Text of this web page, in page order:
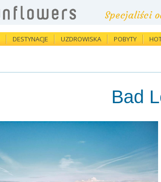
Specjaliści
DESTYNACJE UZDROWISKA POBYTY
Bad